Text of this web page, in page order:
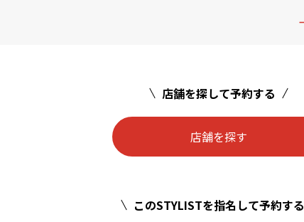
店舗を探して予約する
店舗を探す
このSTYLISTを指名して予約する